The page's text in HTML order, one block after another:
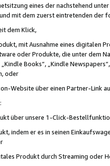
eines der nachstehend
mit dem zuerst eintretenden der
dem Klick,
mit Ausnahme eines digitalen
oder Produkte, die unter dem
Books“, „Kindle
oder
Website über einen Partner-Link
über unsere 1-Click-
indem er es in seinen
Produkt durch Streaming oder